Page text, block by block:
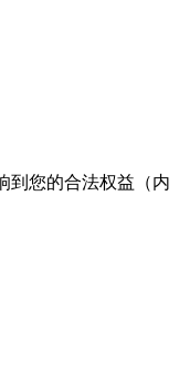
到您的合法权益（内